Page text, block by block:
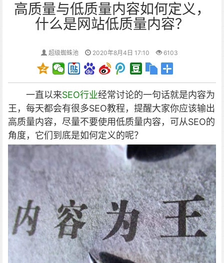
高质量与低质量内容如何定义，
什么是网站低质量内容？
超级蜘蛛池 2020年8月4日 17:10 6103
一直以来SEO行业经常讨论的一句话就是内容为
王，每天都会有很多SEO教程，提醒大家你应该输出
高质量内容，尽量不要使用低质量内容，可从SEO的
角度，它们到底是如何定义的呢？